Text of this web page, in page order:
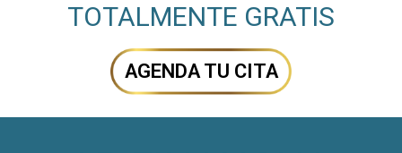
TOTALMENTE GRATIS
AGENDA TU CITA